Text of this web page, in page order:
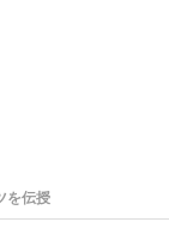
を伝授